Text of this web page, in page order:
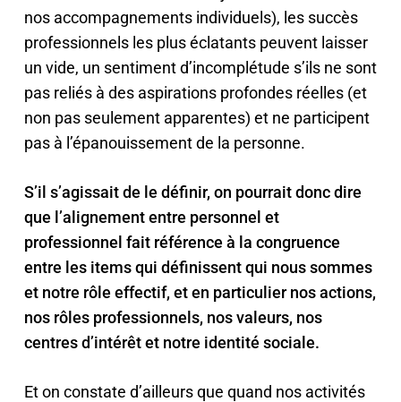
nos accompagnements individuels), les succès
professionnels les plus éclatants peuvent laisser
un vide, un sentiment d’incomplétude s’ils ne sont
pas reliés à des aspirations profondes réelles (et
non pas seulement apparentes) et ne participent
pas à l’épanouissement de la personne.
S’il s’agissait de le définir, on pourrait donc dire
que l’alignement entre personnel et
professionnel fait référence à la congruence
entre les items qui définissent qui nous sommes
et notre rôle effectif, et en particulier nos actions,
nos rôles professionnels, nos valeurs, nos
centres d’intérêt et notre identité sociale.
Et on constate d’ailleurs que quand nos activités